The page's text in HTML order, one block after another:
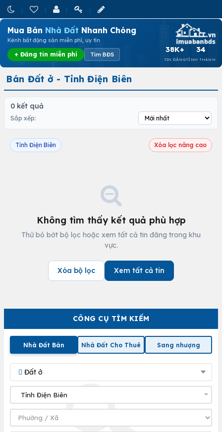
Mua Bán Nhà Đất Nhanh Chóng
Kênh bất động sản miễn phí, uy tín
+ Đăng tin miễn phí Tìm BĐS
38K+
TIN ĐĂNG
34
TỈNH THÀNH
CÔNG CỤ TÌM KIẾM
Nhà Đất Bán Nhà Đất Cho Thuê Sang nhượng
Đất ở
Bán Đất ở - Tỉnh Điện Biên
0 kết quả
Sắp xếp:
Tỉnh Điện Biên Xóa lọc nâng cao
Không tìm thấy kết quả phù hợp
Thử bỏ bớt bộ lọc hoặc xem tất cả tin đăng trong khu
vực.
Xóa bộ lọc Xem tất cả tin